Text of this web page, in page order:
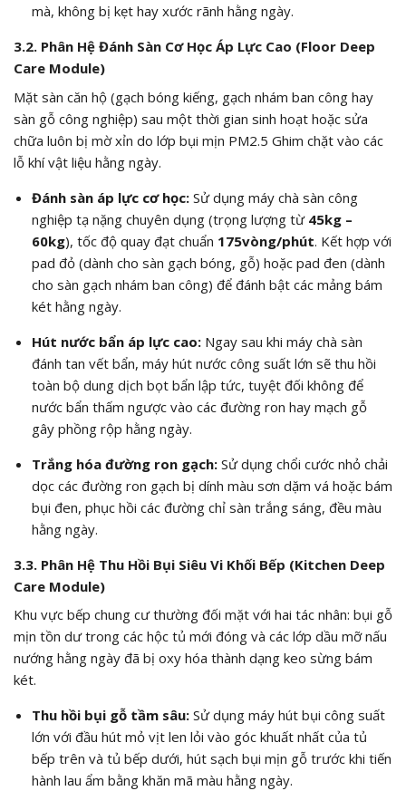
mà, không bị kẹt hay xước rãnh hằng ngày.
3.2. Phân Hệ Đánh Sàn Cơ Học Áp Lực Cao (Floor Deep
Care Module)
Mặt sàn căn hộ (gạch bóng kiếng, gạch nhám ban công hay
sàn gỗ công nghiệp) sau một thời gian sinh hoạt hoặc sửa
chữa luôn bị mờ xỉn do lớp bụi mịn PM2.5 Ghim chặt vào các
lỗ khí vật liệu hằng ngày.
Đánh sàn áp lực cơ học:Sử dụng máy chà sàn công
nghiệp tạ nặng chuyên dụng (trọng lượng từ 45kg –
60kg), tốc độ quay đạt chuẩn 175vòng/phút. Kết hợp với
pad đỏ (dành cho sàn gạch bóng, gỗ) hoặc pad đen (dành
cho sàn gạch nhám ban công) để đánh bật các mảng bám
két hằng ngày.
Hút nước bẩn áp lực cao:Ngay sau khi máy chà sàn
đánh tan vết bẩn, máy hút nước công suất lớn sẽ thu hồi
toàn bộ dung dịch bọt bẩn lập tức, tuyệt đối không để
nước bẩn thấm ngược vào các đường ron hay mạch gỗ
gây phồng rộp hằng ngày.
Trắng hóa đường ron gạch:Sử dụng chổi cước nhỏ chải
dọc các đường ron gạch bị dính màu sơn dặm vá hoặc bám
bụi đen, phục hồi các đường chỉ sàn trắng sáng, đều màu
hằng ngày.
3.3. Phân Hệ Thu Hồi Bụi Siêu Vi Khối Bếp (Kitchen Deep
Care Module)
Khu vực bếp chung cư thường đối mặt với hai tác nhân: bụi gỗ
mịn tồn dư trong các hộc tủ mới đóng và các lớp dầu mỡ nấu
nướng hằng ngày đã bị oxy hóa thành dạng keo sừng bám
két.
Thu hồi bụi gỗ tầm sâu:Sử dụng máy hút bụi công suất
lớn với đầu hút mỏ vịt len lỏi vào góc khuất nhất của tủ
bếp trên và tủ bếp dưới, hút sạch bụi mịn gỗ trước khi tiến
hành lau ẩm bằng khăn mã màu hằng ngày.